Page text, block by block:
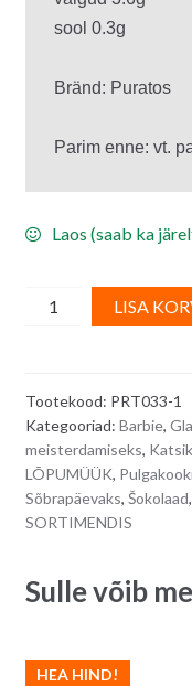
sool 0.3g
Bränd: Puratos
Laos (saab ka
Roosa
vaarikamaitseline
-
250
g
quantity
LISA
Tootekood: PRT033-1
Kategooriad: Barbie,
meisterdamiseks,
LÕPUMÜÜK,
Sõbrapäevaks, Šokolaad,
SORTIMENDIS
Sulle võib
HEA HIND!